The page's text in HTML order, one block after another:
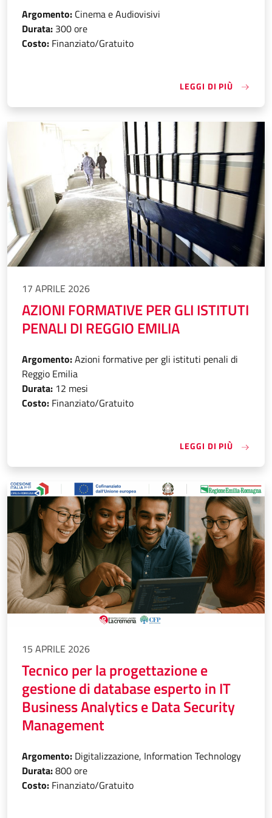
Argomento: Cinema e Audiovisivi
Durata: 300 ore
Costo: Finanziato/Gratuito
LEGGI DI PIÙ
17 APRILE 2026
AZIONI FORMATIVE PER GLI ISTITUTI
PENALI DI REGGIO EMILIA
Argomento:Azioni formative per gli istituti penali di
Reggio Emilia
Durata: 12 mesi
Costo: Finanziato/Gratuito
LEGGI DI PIÙ
15 APRILE 2026
Tecnico per la progettazione e
gestione di database esperto in IT
Business Analytics e Data Security
Management
Argomento: Digitalizzazione, Information Technology
Durata:800 ore
Costo: Finanziato/Gratuito